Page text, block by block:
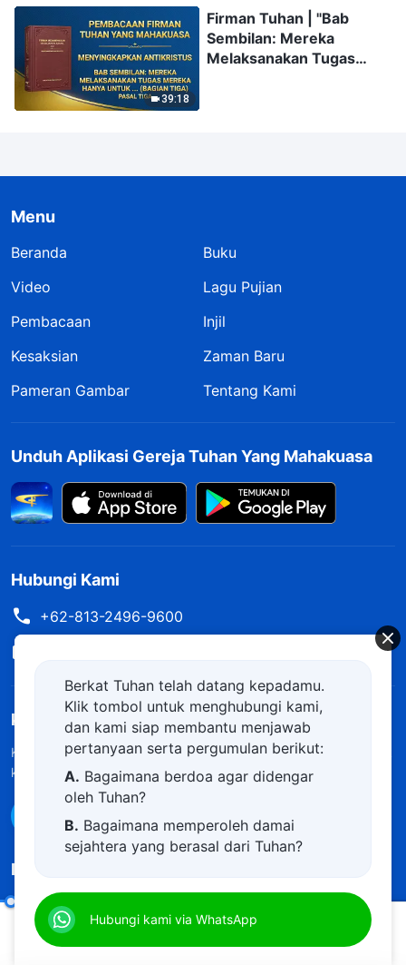
39:18
Firman Tuhan | "Bab
Sembilan: Mereka
Melaksanakan Tugas
Pernah
Mengkhianati
Kepentingan Tersebut,
Menukarkannya dengan
Kemuliaan Pribadi (Bagian
Menu
Beranda
Buku
Video
Lagu Pujian
Pembacaan
Injil
Kesaksian
Zaman Baru
Pameran Gambar
Tentang Kami
Unduh Aplikasi Gereja Tuhan Yang Mahakuasa
Hubungi Kami
+62-813-2496-9600
kerajaan Tuhan telah datang
Kerajaan Tuhan telah datang ke bumi! Apakah Anda ingin masuk
ke dalam kerajaan Tuhan? Pelajari lebih lanjut
Hubungi kami via WhatsApp
Ikuti Kami
Berkat Tuhan telah datang kepadamu.
Klik tombol untuk menghubungi kami,
dan kami siap membantu menjawab
pertanyaan serta pergumulan berikut:
A. Bagaimana berdoa agar didengar
oleh Tuhan?
B. Bagaimana memperoleh damai
sejahtera yang berasal dari Tuhan?
D.
dekat kepada Tuhan.
E.Bagaimana menyambut kedatangan
Hubungi kami via WhatsApp